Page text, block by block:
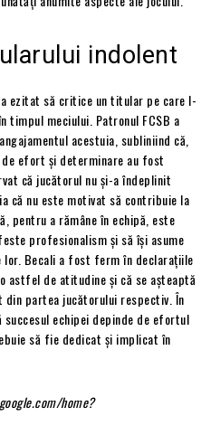
indolent
ezitat să critice un titular pe care l-
meciului. Patronul FCSB a
acestuia, subliniind că,
efort și determinare au fost
că jucătorul nu și-a îndeplinit
că nu este motivat să contribuie la
pentru a rămâne în echipă, este
profesionalism și să își asume
Becali a fost ferm în declarațiile
astfel de atitudine și că se așteaptă
din partea jucătorului respectiv. În
echipei depinde de efortul
să fie dedicat și implicat în
home?